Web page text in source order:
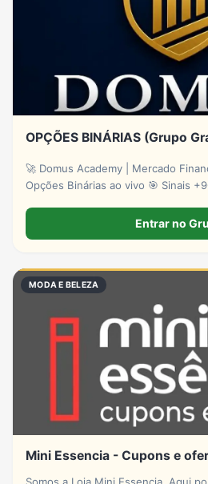
OPÇÕES BINÁRIAS (Grupo
🚀 Domus Academy | Mercado
Opções Binárias ao vivo 🎯 Sinais
Entrar no
MODA E BELEZA
Mini Essencia - Cupons e